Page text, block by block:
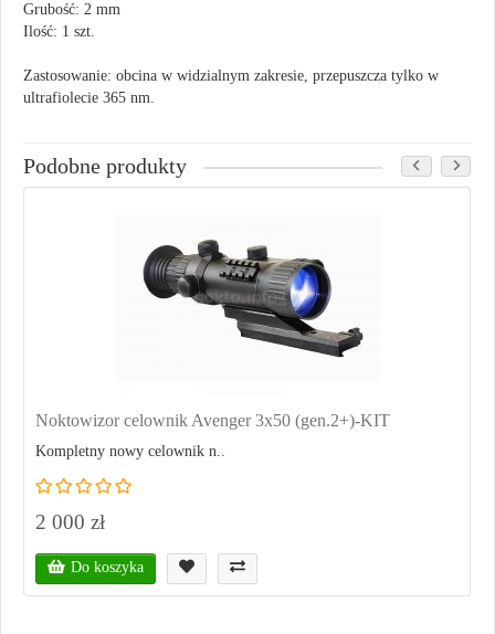
Grubość: 2 mm
Ilość: 1 szt.
Zastosowanie: obcina w widzialnym zakresie, przepuszcza tylko w
ultrafiolecie 365 nm.
Podobne produkty
Noktowizor celownik Avenger 3x50 (gen.2+)-KIT
Kompletny nowy celownik n..
2 000 zł
Do koszyka